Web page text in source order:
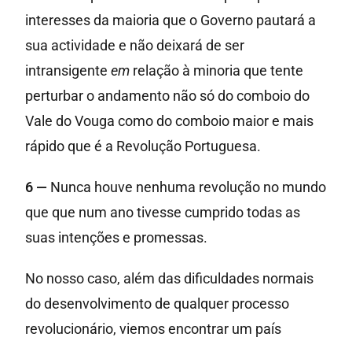
interesses da maioria que o Governo pautará a
sua actividade e não deixará de ser
intransigenteem relação à minoria que tente
perturbar o andamento não só do comboio do
Vale do Vouga como do comboio maior e mais
rápido que é a Revolução Portuguesa.
6 — Nunca houve nenhuma revolução no mundo
que que num ano tivesse cumprido todas as
suas intenções e promessas.
No nosso caso, além das dificuldades normais
do desenvolvimento de qualquer processo
revolucionário, viemos encontrar um país